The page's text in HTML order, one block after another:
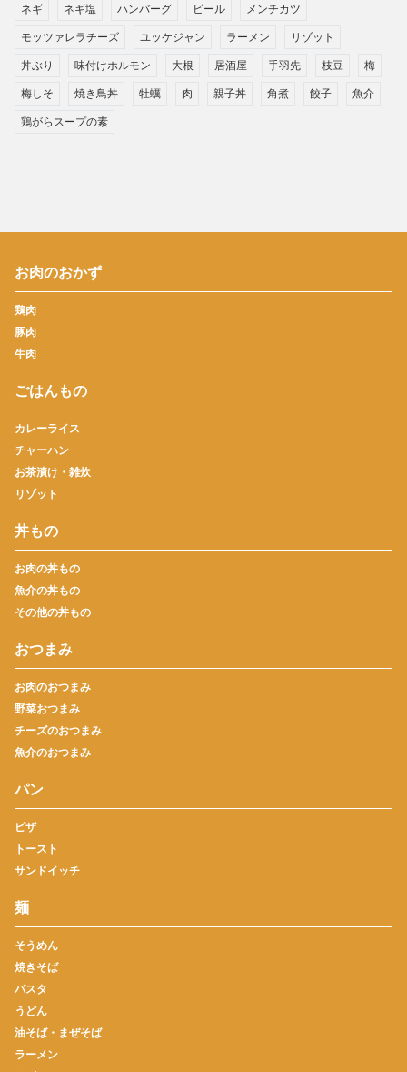
ネギ ネギ塩 ハンバーグ ビール メンチカツ
モッツァレラチーズ ユッケジャン ラーメン リゾット
丼ぶり 味付けホルモン 大根 居酒屋 手羽先 枝豆 梅
梅しそ 焼き鳥丼 牡蠣 肉 親子丼 角煮 餃子 魚介
鶏がらスープの素
お肉のおかず
鶏肉
豚肉
牛肉
ごはんもの
カレーライス
チャーハン
お茶漬け・雑炊
リゾット
丼もの
お肉の丼もの
魚介の丼もの
その他の丼もの
おつまみ
お肉のおつまみ
野菜おつまみ
チーズのおつまみ
魚介のおつまみ
パン
ピザ
トースト
サンドイッチ
麺
そうめん
焼きそば
パスタ
うどん
油そば・まぜそば
ラーメン